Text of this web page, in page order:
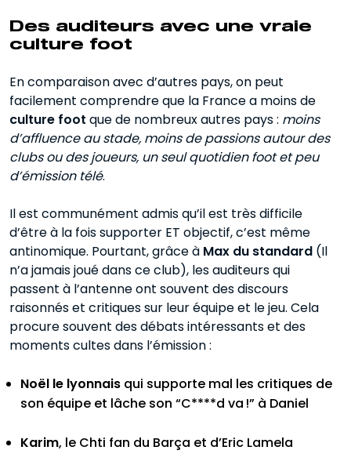
Des auditeurs avec une vraie
culture foot
En comparaison avec d’autres pays, on peut
facilement comprendre que la France a moins de
culture foot que de nombreux autres pays : moins
d’affluence au stade, moins de passions autour des
clubs ou des joueurs, un seul quotidien foot et peu
d’émission télé.
Il est communément admis qu’il est très difficile
d’être à la fois supporter ET objectif, c’est même
antinomique. Pourtant, grâce à Max du standard (Il
n’a jamais joué dans ce club), les auditeurs qui
passent à l’antenne ont souvent des discours
raisonnés et critiques sur leur équipe et le jeu. Cela
procure souvent des débats intéressants et des
moments cultes dans l’émission :
Noël le lyonnais qui supporte mal les critiques de
son équipe et lâche son “C****d va !” à Daniel
Karim, le Chti fan du Barça et d’Eric Lamela